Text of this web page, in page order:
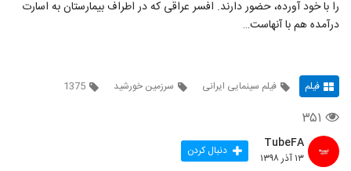
را با خود آورده، حضور دارند. افسر عراقی که در اطراف بیمارستان به اسارت
درآمده هم با آنهاست…
فیلم فیلم سینمایی ایرانی سرزمین خورشید 1375
۳۵۱
TubeFA
۱۳ آذر ۱۳۹۸ دنبال کردن